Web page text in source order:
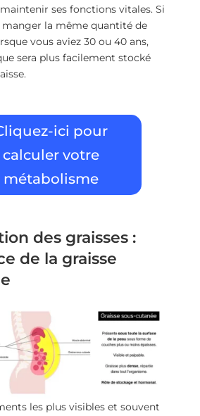
ses fonctions vitales. Si
la même quantité de
vous aviez 30 ou 40 ans,
sera plus facilement stocké
ici pour
calculer votre
métabolisme
des graisses :
de la graisse
les plus visibles et souvent